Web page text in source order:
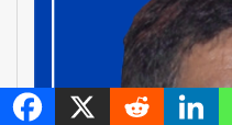
MetroChat